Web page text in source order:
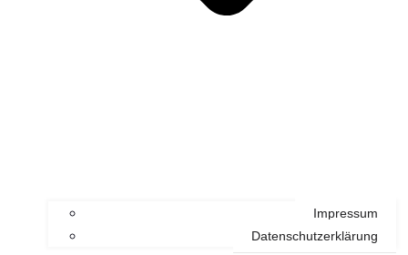
Impressum
Datenschutzerklärung